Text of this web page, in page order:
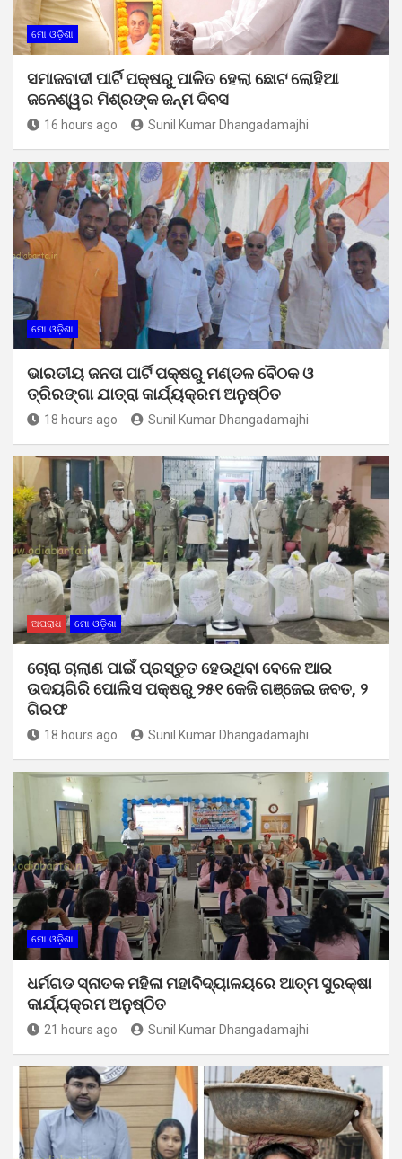
ମୋ ଓଡ଼ିଶା
ସମାଜବାଦୀ ପାର୍ଟି ପକ୍ଷରୁ ପାଳିତ ହେଲା ଛୋଟ ଲୋହିଆ
ଜନେଶ୍ୱର ମିଶ୍ରଙ୍କ ଜନ୍ମ ଦିବସ
16 hours ago Sunil Kumar Dhangadamajhi
ମୋ ଓଡ଼ିଶା
ଭାରତୀୟ ଜନତା ପାର୍ଟି ପକ୍ଷରୁ ମଣ୍ଡଳ ବୈଠକ ଓ
ତ୍ରିରଙ୍ଗା ଯାତ୍ରା କାର୍ଯ୍ୟକ୍ରମ ଅନୁଷ୍ଠିତ
18 hours ago Sunil Kumar Dhangadamajhi
ଅପରାଧ ମୋ ଓଡ଼ିଶା
ଚୋରା ଚାଲାଣ ପାଇଁ ପ୍ରସ୍ତୁତ ହେଉଥିବା ବେଳେ ଆର
ଉଦୟଗିରି ପୋଲିସ ପକ୍ଷରୁ ୨୫୧ କେଜି ଗଞ୍ଜେଇ ଜବତ, ୨
ଗିରଫ
18 hours ago Sunil Kumar Dhangadamajhi
ମୋ ଓଡ଼ିଶା
ଧର୍ମଗଡ ସ୍ନାତକ ମହିଳା ମହାବିଦ୍ୟାଳୟରେ ଆତ୍ମ ସୁରକ୍ଷା
କାର୍ଯ୍ୟକ୍ରମ ଅନୁଷ୍ଠିତ
21 hours ago Sunil Kumar Dhangadamajhi